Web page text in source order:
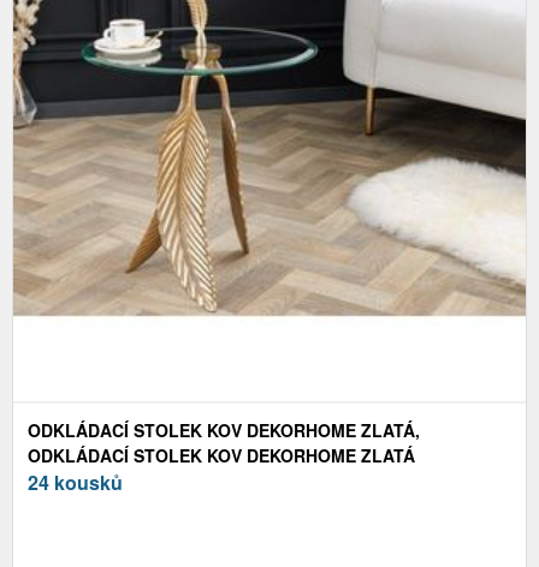
ODKLÁDACÍ STOLEK KOV DEKORHOME ZLATÁ,
ODKLÁDACÍ STOLEK KOV DEKORHOME ZLATÁ
24 kousků